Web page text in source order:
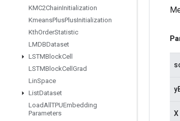
KMC2ChainInitialization
KmeansPlusPlusInitialization
KthOrderStatistic
LMDBDataset
LSTMBlockCell
LSTMBlockCell Grad
LinSpace
ListDataset
LoadAll TPUEmbedding
Parameters
X